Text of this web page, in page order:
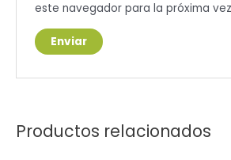
este navegador para la próxima
Productos relacionados